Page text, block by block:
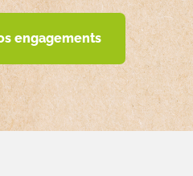
engagements